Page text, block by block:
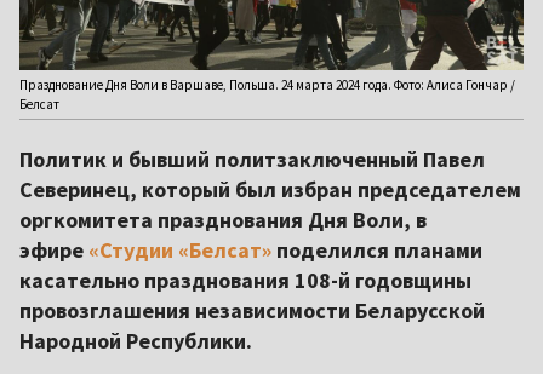
Празднование Дня Воли в Варшаве, Польша. 24 марта 2024 года. Фото: Алиса Гончар /
Белсат
Политик и бывший политзаключенный Павел
Северинец, который был избран председателем
оргкомитета празднования Дня Воли, в
эфире «Студии «Белсат» поделился планами
касательно празднования 108-й годовщины
провозглашения независимости Беларусской
Народной Республики.